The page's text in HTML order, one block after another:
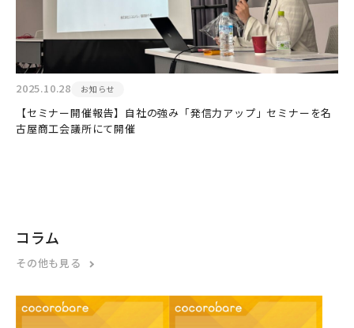
2025.10.28 お知らせ
【セミナー開催報告】自社の強み「発信力アップ」セミナーを名
古屋商工会議所にて開催
コラム
その他も見る